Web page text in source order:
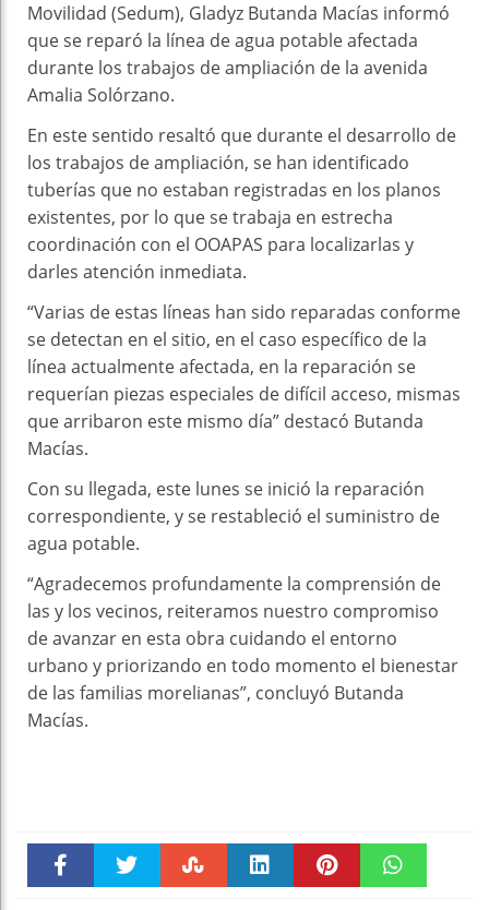
Movilidad (Sedum), Gladyz Butanda Macías informó
que se reparó la línea de agua potable afectada
durante los trabajos de ampliación de la avenida
Amalia Solórzano.
En este sentido resaltó que durante el desarrollo de
los trabajos de ampliación, se han identificado
tuberías que no estaban registradas en los planos
existentes, por lo que se trabaja en estrecha
coordinación con el OOAPAS para localizarlas y
darles atención inmediata.
“Varias de estas líneas han sido reparadas conforme
se detectan en el sitio, en el caso específico de la
línea actualmente afectada, en la reparación se
requerían piezas especiales de difícil acceso, mismas
que arribaron este mismo día” destacó Butanda
Macías.
Con su llegada, este lunes se inició la reparación
correspondiente, y se restableció el suministro de
agua potable.
“Agradecemos profundamente la comprensión de
las y los vecinos, reiteramos nuestro compromiso
de avanzar en esta obra cuidando el entorno
urbano y priorizando en todo momento el bienestar
de las familias morelianas”, concluyó Butanda
Macías.